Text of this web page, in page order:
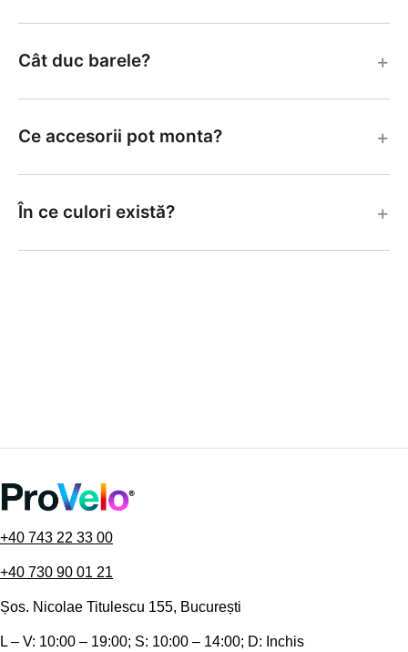
Cât duc barele? +
Ce accesorii pot monta? +
În ce culori există? +
+40 743 22 33 00
+40 730 90 01 21
Șos. Nicolae Titulescu 155, București
L – V: 10:00 – 19:00; S: 10:00 – 14:00; D: Inchis